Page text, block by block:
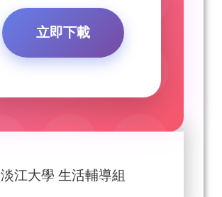
立即下載
淡江大學 生活輔導組